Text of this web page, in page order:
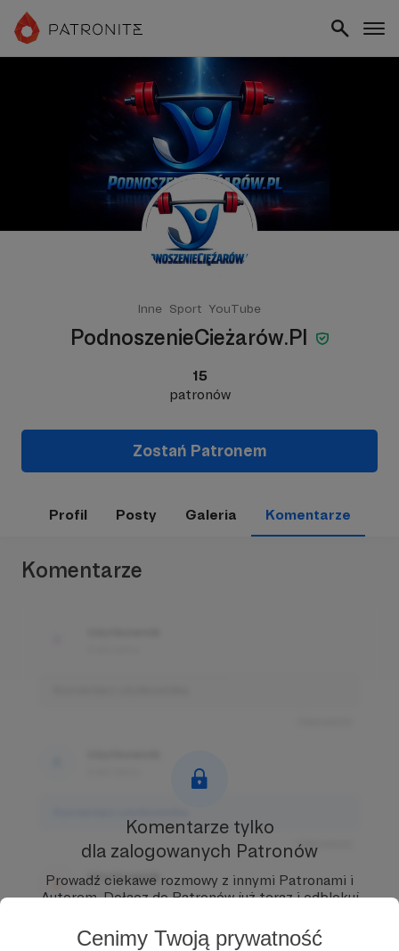
Cenimy Twoją prywatność
Inne Sport YouTube
PodnoszenieCieżarów.Pl
15
patronów
Zostań Patronem
Profil Posty Galeria Komentarze
Komentarze
Odpowiedz
Użytkownik
3 dni temu
Komentarz użytkownika
Komentarze tylko
dla zalogowanych Patronów
Prowadź ciekawe rozmowy z innymi Patronami i
Autorem.Dołącz do Patronów już teraz i odblokuj